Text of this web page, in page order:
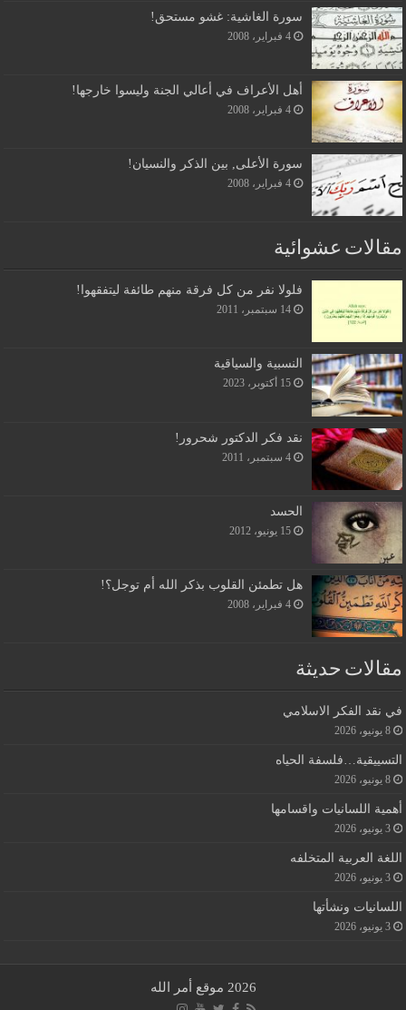
سورة الغاشية: غشو مستحق!
4 فبراير، 2008
أهل الأعراف في أعالي الجنة وليسوا خارجها!
4 فبراير، 2008
سورة الأعلى, بين الذكر والنسيان!
4 فبراير، 2008
مقالات عشوائية
فلولا نفر من كل فرقة منهم طائفة ليتفقهوا!
14 سبتمبر، 2011
النسبية والسياقية
15 أكتوبر، 2023
نقد فكر الدكتور شحرور!
4 سبتمبر، 2011
الحسد
15 يونيو، 2012
هل تطمئن القلوب بذكر الله أم توجل؟!
4 فبراير، 2008
مقالات حديثة
في نقد الفكر الاسلامي
8 يونيو، 2026
التسييقية…فلسفة الحياه
8 يونيو، 2026
أهمية اللسانيات واقسامها
3 يونيو، 2026
اللغة العربية المتخلفه
3 يونيو، 2026
اللسانيات ونشأتها
3 يونيو، 2026
2026 موقع أمر الله